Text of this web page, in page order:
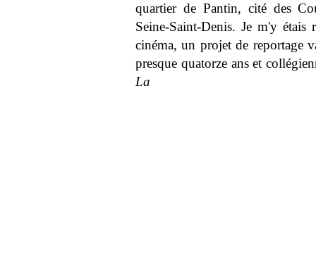
quartier de Pantin, cité des
Seine-Saint-Denis. Je m'y étais
cinéma, un projet de reportage
presque quatorze ans et
La